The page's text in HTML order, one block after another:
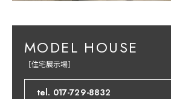
MODEL HOUSE
［住宅展示場］
tel. 017-729-8832